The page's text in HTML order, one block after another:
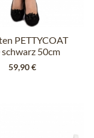
PETTYCOAT
50cm
59,90 €